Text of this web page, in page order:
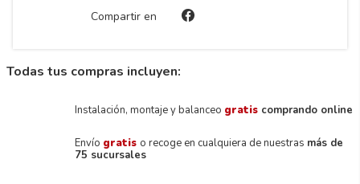
Compartir en
Todas tus compras incluyen:
Instalación, montaje y balanceo gratis comprando online
Envío gratis o recoge en cualquiera de nuestras más de
75 sucursales